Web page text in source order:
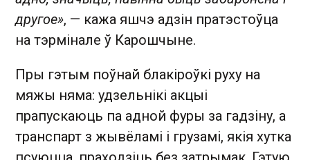
другое», — кажа яшчэ адзін пратэстоўца
на тэрмінале ў Карошчыне.
Пры гэтым поўнай блакіроўкі руху на
мяжы няма: удзельнікі акцыі
прапускаюць па адной фуры за гадзіну, а
транспарт з жывёламі і грузамі, якія хутка